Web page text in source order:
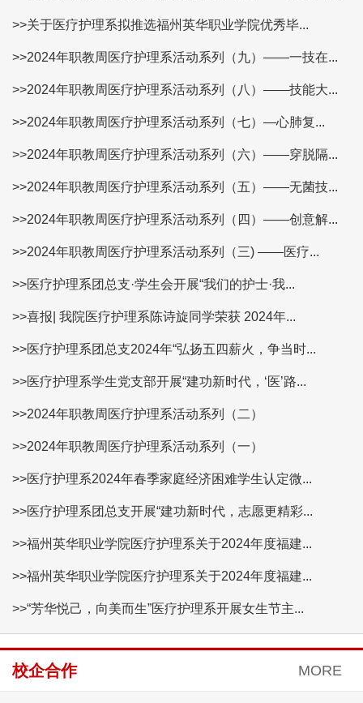
>>关于医疗护理系拟推选福州英华职业学院优秀毕...
>>2024年职教周医疗护理系活动系列（九）——一技在...
>>2024年职教周医疗护理系活动系列（八）——技能大...
>>2024年职教周医疗护理系活动系列（七）—心肺复...
>>2024年职教周医疗护理系活动系列（六）——穿脱隔...
>>2024年职教周医疗护理系活动系列（五）——无菌技...
>>2024年职教周医疗护理系活动系列（四）——创意解...
>>2024年职教周医疗护理系活动系列（三) ——医疗...
>>医疗护理系团总支·学生会开展“我们的护士·我...
>>喜报| 我院医疗护理系陈诗旋同学荣获 2024年...
>>医疗护理系团总支2024年“弘扬五四薪火，争当时...
>>医疗护理系学生党支部开展“建功新时代，‘医’路...
>>2024年职教周医疗护理系活动系列（二）
>>2024年职教周医疗护理系活动系列（一）
>>医疗护理系2024年春季家庭经济困难学生认定微...
>>医疗护理系团总支开展“建功新时代，志愿更精彩...
>>福州英华职业学院医疗护理系关于2024年度福建...
>>福州英华职业学院医疗护理系关于2024年度福建...
>>“芳华悦己，向美而生”医疗护理系开展女生节主...
校企合作 MORE